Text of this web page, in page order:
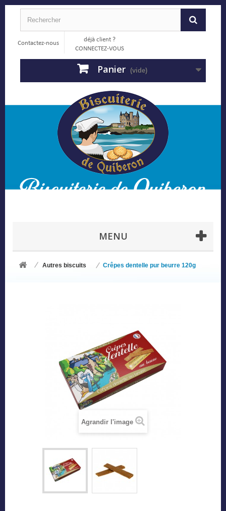
Contactez-nous
déjà client ?
CONNECTEZ-VOUS
Panier (vide)
MENU
Autres biscuits Crêpes dentelle pur beurre 120g
Agrandir l'image